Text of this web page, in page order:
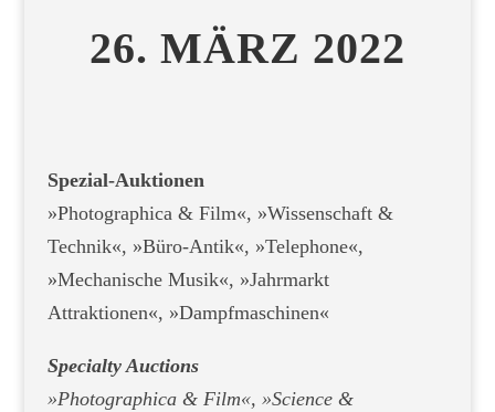
26. MÄRZ 2022
Spezial-Auktionen
»Photographica & Film«, »Wissenschaft &
Technik«, »Büro-Antik«, »Telephone«,
»Mechanische Musik«, »Jahrmarkt
Attraktionen«, »Dampfmaschinen«
Specialty Auctions
»Photographica & Film«, »Science &